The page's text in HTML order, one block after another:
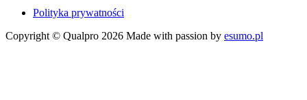
Polityka prywatności
Copyright © Qualpro 2026 Made with passion by esumo.pl